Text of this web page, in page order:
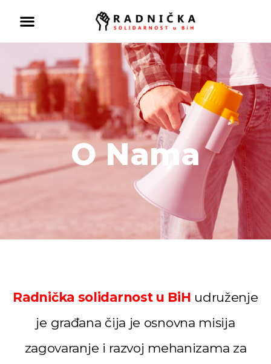
Politika ispred zdravlja:
Doktori odlaze, vlast odbija
pregovore
Ako se ugasi željezara u
Aleksa Milojević
Zenica najavljuju štrajk:
Uspon revizionizma i novi
O Nama
Radnička solidarnost u BiH udruženje
je građana čija je osnovna misija
zagovaranje i razvoj mehanizama za